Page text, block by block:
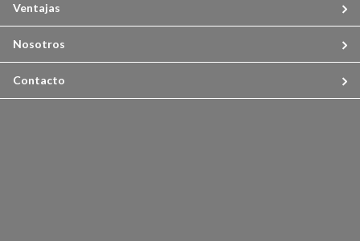
Ventajas
Nosotros
Contacto